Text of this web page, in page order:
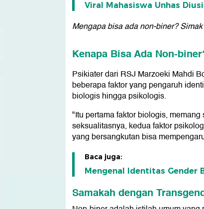
Viral Mahasiswa Unhas
Mengapa bisa ada non-biner?
Kenapa Bisa Ada Non-
Psikiater dari RSJ Marzoeki Mahdi
beberapa faktor yang pengaruh
biologis hingga psikologis.
"Itu pertama faktor biologis,
seksualitasnya, kedua faktor
yang bersangkutan bisa
Baca juga:
Mengenal Identitas Gender
Samakah dengan